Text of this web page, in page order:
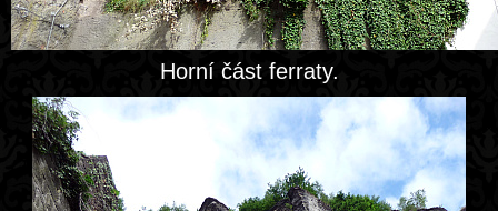
Horní část ferraty.